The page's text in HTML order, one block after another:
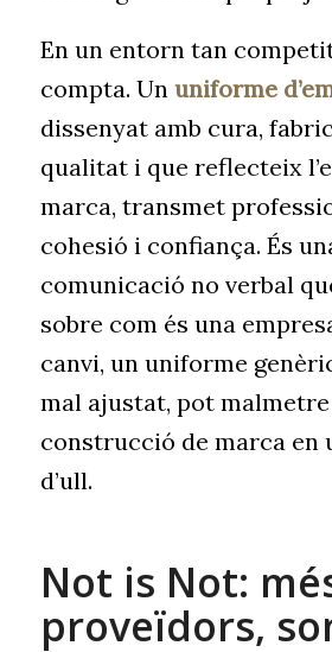
En un entorn tan
compta. Un uniforme
dissenyat amb cura,
qualitat i que reflecteix
marca, transmet
cohesió i confiança. És
comunicació no verbal
sobre com és una
canvi, un uniforme
mal ajustat, pot malmetre
construcció de marca en
d’ull.
Not is Not:
proveïdors,